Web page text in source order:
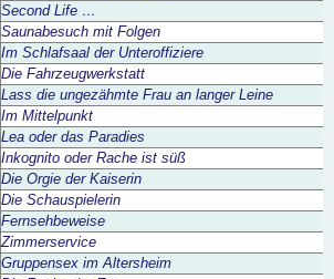
Second Life …
Saunabesuch mit Folgen
Im Schlafsaal der Unteroffiziere
Die Fahrzeugwerkstatt
Lass die ungezähmte Frau an langer Leine
Im Mittelpunkt
Lea oder das Paradies
Inkognito oder Rache ist süß
Die Orgie der Kaiserin
Die Schauspielerin
Fernsehbeweise
Zimmerservice
Gruppensex im Altersheim